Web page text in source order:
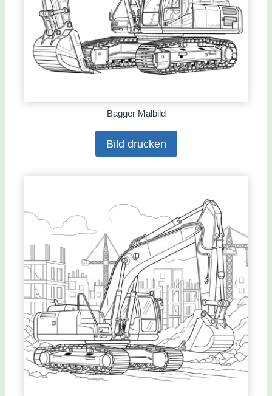
Bagger Malbild
Bild drucken